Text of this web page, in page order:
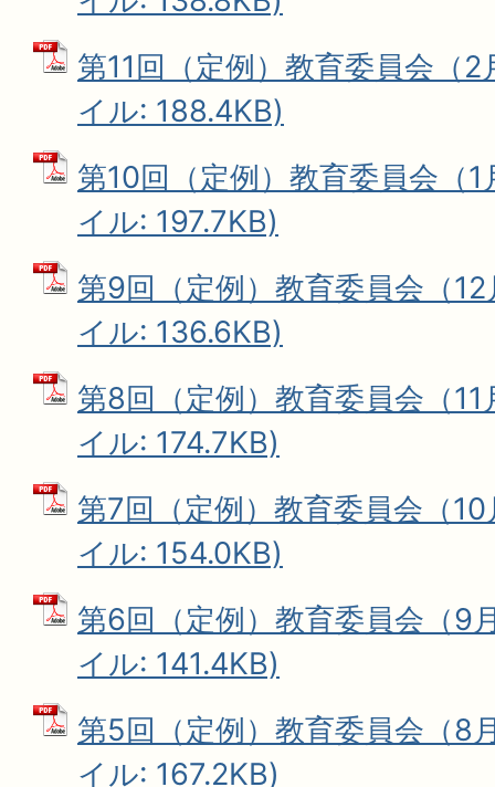
第11回（定例）教育委員会（
イル: 188.4KB)
第10回（定例）教育委員会（
イル: 197.7KB)
第9回（定例）教育委員会（
イル: 136.6KB)
第8回（定例）教育委員会（
イル: 174.7KB)
第7回（定例）教育委員会（
イル: 154.0KB)
第6回（定例）教育委員会（9
イル: 141.4KB)
第5回（定例）教育委員会（8
イル: 167.2KB)